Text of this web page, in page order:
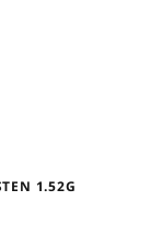
1.52G